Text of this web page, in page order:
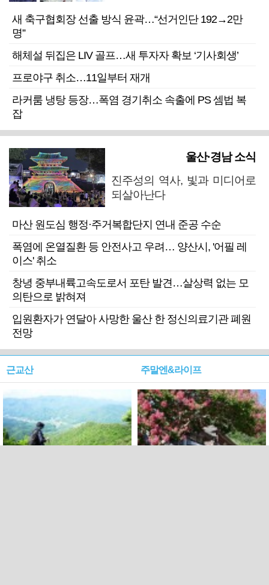
새 축구협회장 선출 방식 윤곽…“선거인단 192→2만
명”
해체설 뒤집은 LIV 골프…새 투자자 확보 ‘기사회생’
프로야구 취소…11일부터 재개
라커룸 냉탕 등장…폭염 경기취소 속출에 PS 셈법 복
잡
울산·경남 소식
진주성의 역사, 빛과 미디어로
되살아난다
마산 원도심 행정·주거복합단지 연내 준공 수순
폭염에 온열질환 등 안전사고 우려… 양산시, '어필 레
이스' 취소
창녕 중부내륙고속도로서 포탄 발견…살상력 없는 모
의탄으로 밝혀져
입원환자가 연달아 사망한 울산 한 정신의료기관 폐원
전망
근교산 주말엔&라이프